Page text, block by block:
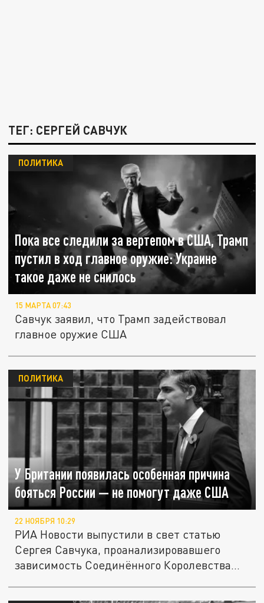
ТЕГ: СЕРГЕЙ САВЧУК
Пока все следили за вертепом в США, Трамп
пустил в ход главное оружие: Украине
такое даже не снилось
ПОЛИТИКА
15 МАРТА 07:43
Савчук заявил, что Трамп задействовал
главное оружие США
У Британии появилась особенная причина
бояться России — не помогут даже США
ПОЛИТИКА
22 НОЯБРЯ 10:29
РИА Новости выпустили в свет статью
Сергея Савчука, проанализировавшего
зависимость Соединённого Королевства...